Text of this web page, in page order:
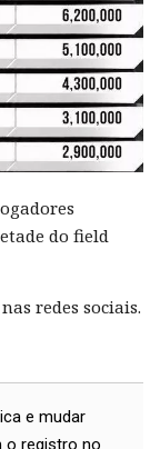
do field
redes sociais.
e mudar